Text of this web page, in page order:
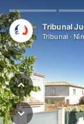
Tribunal
Tribunal ·